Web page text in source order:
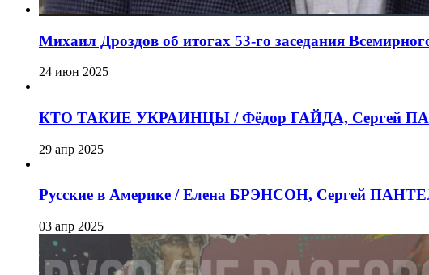
Михаил Дроздов об итогах 53-го заседания
24 июн 2025
КТО ТАКИЕ УКРАИНЦЫ / Фёдор ГАЙДА, Сергей
29 апр 2025
Русские в Америке / Елена БРЭНСОН, Сергей
03 апр 2025